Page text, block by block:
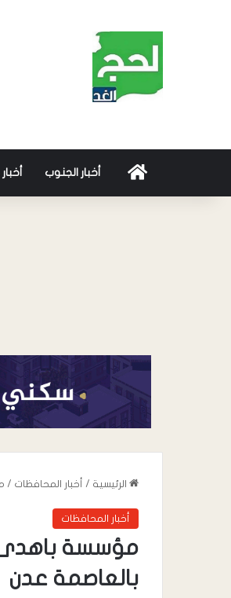
أخبار الجنوب
الرئيسية / أخبار المحافظات /
أخبار المحافظات
مؤسسة باهدى
بالعاصمة عدن